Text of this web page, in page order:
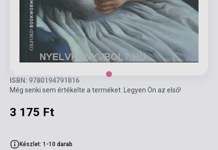
ISBN: 9780194791816
Még senki sem értékelte a terméket. Legyen Ön az első!
3 175 Ft
Készlet: 1-10 darab